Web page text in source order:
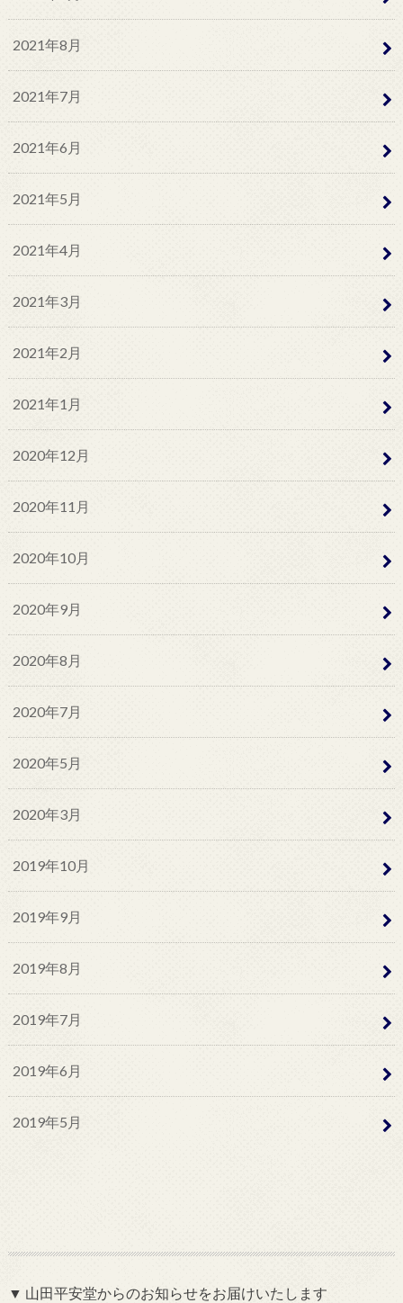
2021年8月
2021年7月
2021年6月
2021年5月
2021年4月
2021年3月
2021年2月
2021年1月
2020年12月
2020年11月
2020年10月
2020年9月
2020年8月
2020年7月
2020年5月
2020年3月
2019年10月
2019年9月
2019年8月
2019年7月
2019年6月
2019年5月
▼ 山田平安堂からのお知らせをお届けいたします